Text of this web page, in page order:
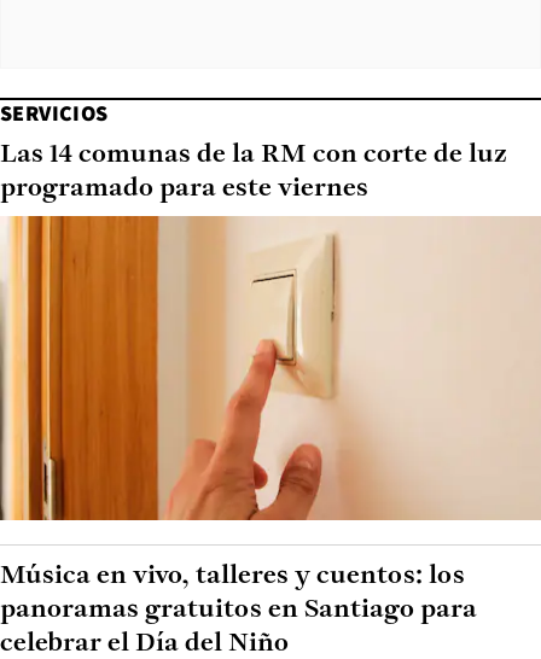
SERVICIOS
Las 14 comunas de la RM con corte de luz
programado para este viernes
Música en vivo, talleres y cuentos: los
panoramas gratuitos en Santiago para
celebrar el Día del Niño